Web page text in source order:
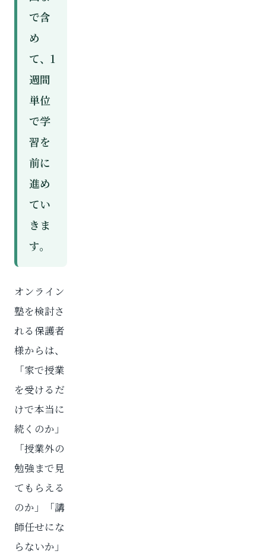
で含
め
て、1
週間
単位
で学
習を
前に
進め
てい
きま
す。
オンライン
塾を検討さ
れる保護者
様からは、
「家で授業
を受けるだ
けで本当に
続くのか」
「授業外の
勉強まで見
てもらえる
のか」「講
師任せにな
らないか」